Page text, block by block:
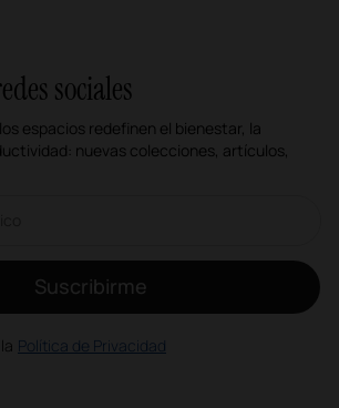
sociales
espacios redefinen el bienestar, la
nuevas colecciones, artículos,
Suscribirme
Política de Privacidad